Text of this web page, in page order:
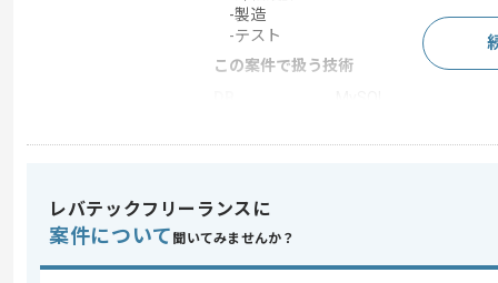
-製造
-テスト
この案件で扱う技術
業務内容
担当領域/システ
ム
レバテックフリーランスに
案件について 聞いてみませんか？